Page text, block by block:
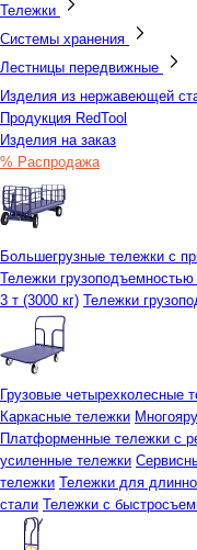
Тележки
Системы хранения
Лестницы передвижные
Изделия из нержавеющей
Продукция RedTool
Изделия на заказ
% Распродажа
Большегрузные тележки с
Тележки грузоподъемностью
3 т (3000 кг) Тележки
Грузовые четырехколесные
Каркасные тележки
Платформенные тележки с
усиленные тележки
тележки Тележки для
стали Тележки с